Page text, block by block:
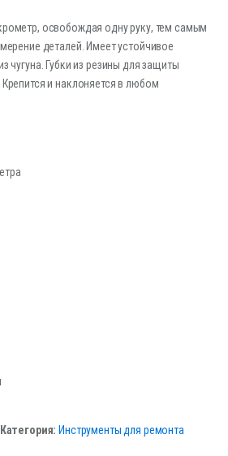
освобождая одну руку, тем самым
деталей. Имеет устойчивое
чугуна. Губки из резины для защиты
и наклоняется в любом
Категория:Инструменты для ремонта